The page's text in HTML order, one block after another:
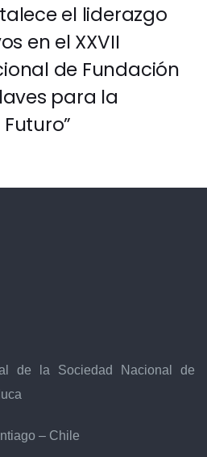
el liderazgo
en el XXVII
de Fundación
para la
de la Sociedad Nacional de
– Chile